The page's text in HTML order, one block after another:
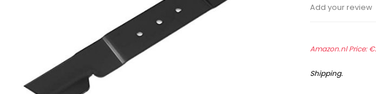
Add your review
Amazon.nl Price:€
Shipping.